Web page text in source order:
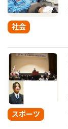
社会
スポーツ